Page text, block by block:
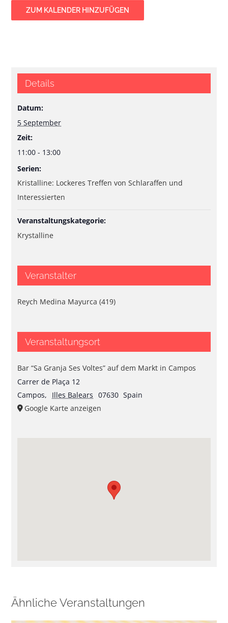
ZUM KALENDER HINZUFÜGEN
Details
Datum:
5 September
Zeit:
11:00 - 13:00
Serien:
Kristalline: Lockeres Treffen von Schlaraffen und
Interessierten
Veranstaltungskategorie:
Krystalline
Veranstalter
Reych Medina Mayurca (419)
Veranstaltungsort
Bar “Sa Granja Ses Voltes” auf dem Markt in Campos
Carrer de Plaça 12
Campos, Illes Balears 07630 Spain
Google Karte anzeigen
Ähnliche Veranstaltungen